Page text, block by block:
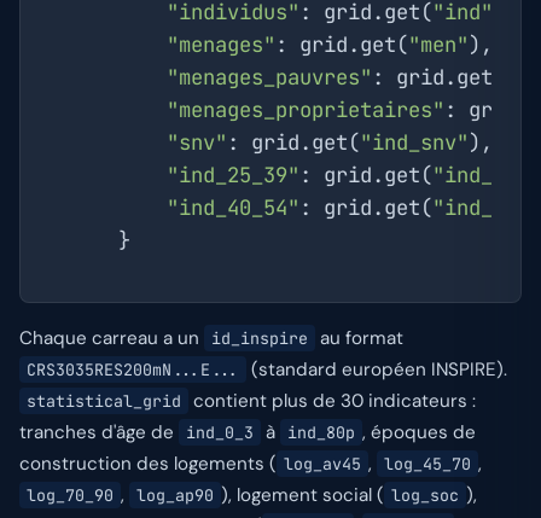
"individus" : grid.get("ind"
"menages" : grid.get("men"
"menages_pauvres" : grid.get(
"menages_proprietaires" :
"snv" : grid.get("ind_snv"
"ind_25_39" : grid.get(
"ind_40_54" : grid.get(
Chaque carreau a un id_inspire au format
CRS3035RES200mN...E... (standard européen INSPIRE).
statistical_grid
contient plus de 30 indicateurs :
tranches d'âge de
ind_0_3 à ind_80p , époques de
construction des logements ( log_av45 , log_45_70 ,
log_70_90 , log_ap90 ), logement social ( log_soc ),